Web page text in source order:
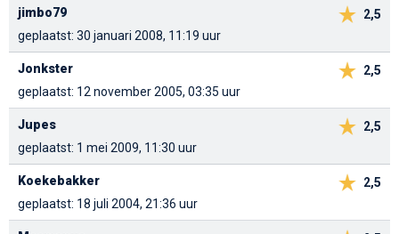
2,5
jimbo79
geplaatst: 30 januari 2008, 11:19 uur
2,5
Jonkster
geplaatst: 12 november 2005, 03:35 uur
2,5
Jupes
geplaatst: 1 mei 2009, 11:30 uur
2,5
Koekebakker
geplaatst: 18 juli 2004, 21:36 uur